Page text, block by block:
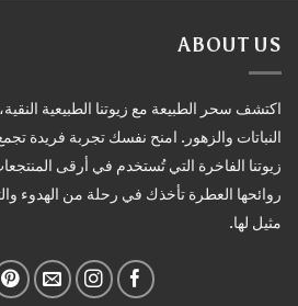
ABOUT US
اكتشف سحر الطبيعة مع زيوتنا الطبيعية
النباتات والزهور. امنح نفسك تجربة فريدة
زيوتنا الفاخرة التي تُستخدم في أرقى
روائحها العطرة تأخذك في رحلة من الهدوء
مثيل لها.